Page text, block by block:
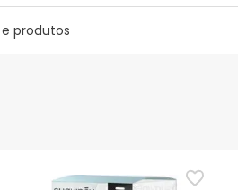
produtos
imagens de segurança para este
contactar-nos. Além disso, se